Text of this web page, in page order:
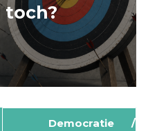
toch?
Democratie